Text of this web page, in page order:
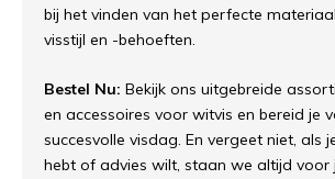
bij het vinden van het perfecte
visstijl en -behoeften.
Bestel Nu: Bekijk ons uitgebreide
en accessoires voor witvis en bereid je
succesvolle visdag. En vergeet niet, als
hebt of advies wilt, staan we altijd voor